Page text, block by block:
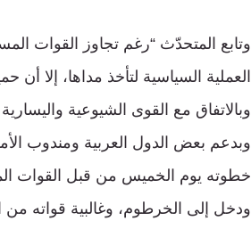
وتابع المتحدّث “رغم تجاوز القوات
العملية السياسية لتأخذ مداها، إلا
وبالاتفاق مع القوى الشيوعية
وبدعم بعض الدول العربية ومندوب
خطوته يوم الخميس من قبل القوات
ودخل إلى الخرطوم، وغالبية قواته من